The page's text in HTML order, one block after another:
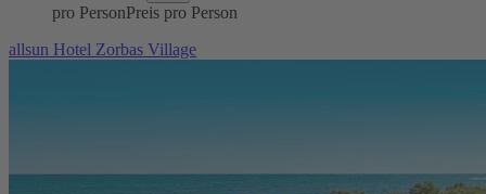
pro PersonPreis pro Person
allsun Hotel Zorbas Village